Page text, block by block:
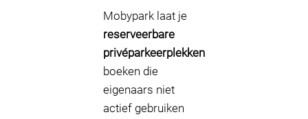
Mobypark laat je
reserveerbare
privéparkeerplekken
boeken die
eigenaars niet
actief gebruiken